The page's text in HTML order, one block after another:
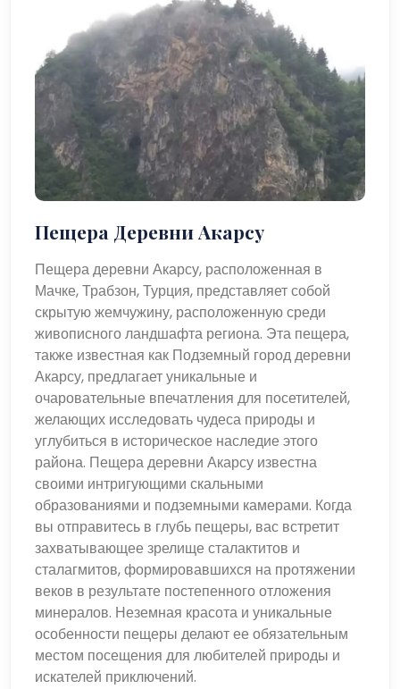
Пещера Деревни Акарсу
Пещера деревни Акарсу, расположенная в
Мачке, Трабзон, Турция, представляет собой
скрытую жемчужину, расположенную среди
живописного ландшафта региона. Эта пещера,
также известная как Подземный город деревни
Акарсу, предлагает уникальные и
очаровательные впечатления для посетителей,
желающих исследовать чудеса природы и
углубиться в историческое наследие этого
района. Пещера деревни Акарсу известна
своими интригующими скальными
образованиями и подземными камерами. Когда
вы отправитесь в глубь пещеры, вас встретит
захватывающее зрелище сталактитов и
сталагмитов, формировавшихся на протяжении
веков в результате постепенного отложения
минералов. Неземная красота и уникальные
особенности пещеры делают ее обязательным
местом посещения для любителей природы и
искателей приключений.